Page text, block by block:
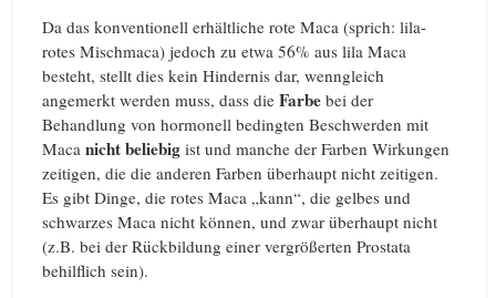
Da das konventionell erhältliche rote Maca (sprich: lila-
rotes Mischmaca) jedoch zu etwa 56% aus lila Maca
besteht, stellt dies kein Hindernis dar, wenngleich
angemerkt werden muss, dass die Farbe bei der
Behandlung von hormonell bedingten Beschwerden mit
Maca nicht beliebig ist und manche der Farben Wirkungen
zeitigen, die die anderen Farben überhaupt nicht zeitigen.
Es gibt Dinge, die rotes Maca „kann“, die gelbes und
schwarzes Maca nicht können, und zwar überhaupt nicht
(z.B. bei der Rückbildung einer vergrößerten Prostata
behilflich sein).